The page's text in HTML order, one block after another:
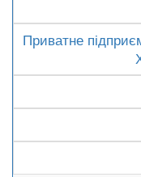
Приватне